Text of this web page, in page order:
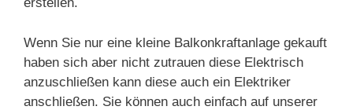
Wenn Sie nur eine kleine Balkonkraftanlage gekauft
haben sich aber nicht zutrauen diese Elektrisch
anzuschließen kann diese auch ein Elektriker
anschließen. Sie können auch einfach auf unserer